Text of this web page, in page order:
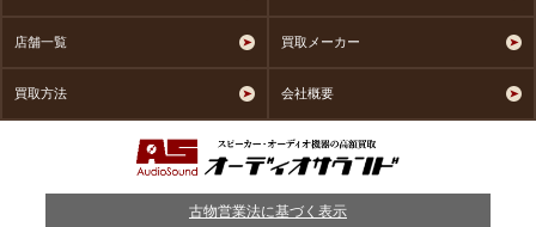
店舗一覧 買取メーカー
買取方法 会社概要
古物営業法に基づく表示